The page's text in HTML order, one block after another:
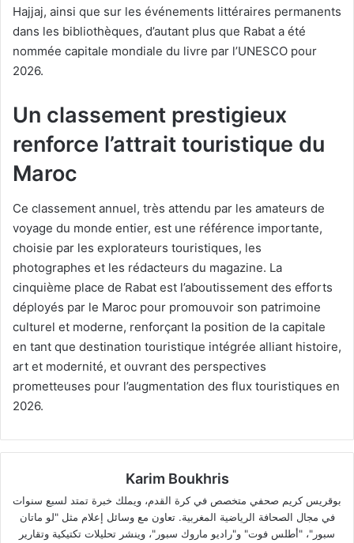
Hajjaj, ainsi que sur les événements littéraires permanents
dans les bibliothèques, d’autant plus que Rabat a été
nommée capitale mondiale du livre par l’UNESCO pour
2026.
Un classement prestigieux
renforce l’attrait touristique du
Maroc
Ce classement annuel, très attendu par les amateurs de
voyage du monde entier, est une référence importante,
choisie par les explorateurs touristiques, les
photographes et les rédacteurs du magazine. La
cinquième place de Rabat est l’aboutissement des efforts
déployés par le Maroc pour promouvoir son patrimoine
culturel et moderne, renforçant la position de la capitale
en tant que destination touristique intégrée alliant histoire,
art et modernité, et ouvrant des perspectives
prometteuses pour l’augmentation des flux touristiques en
2026.
Karim Boukhris
بوقريس كريم صحفي متخصص في كرة القدم، ويملك خبرة تمتد لسبع سنوات
في مجال الصحافة الرياضية المغربية. تعاون مع وسائل إعلام مثل "لو ماتان
سبور"، "أطلس فوت" و"راديو ماروك سبور"، وينشر تحليلات تكتيكية وتقارير